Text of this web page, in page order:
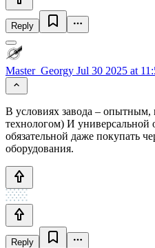
Reply
Master_Georgy Jul 30 2025 at
В условиях завода – опытным,
технологом) И
обязательной даже покупать
оборудования.
Reply